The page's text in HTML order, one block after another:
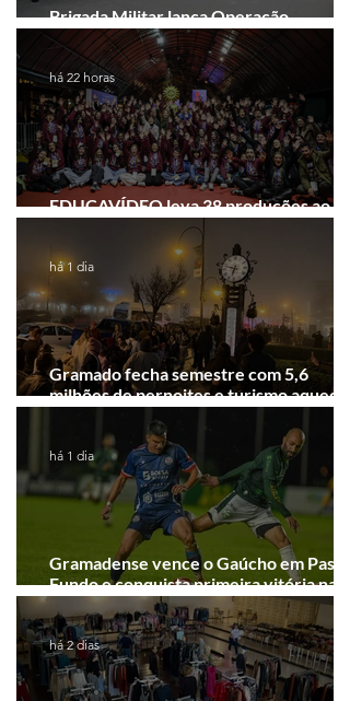
Brigada Militar lança Operação
Convergência na Região das Hortênsias
EDUCAVÍDEO leva 38 produções ao
Festival de Cinema de Gramado
há 22 horas
Gramado fecha semestre com 5,6
milhões de pernoites e turismo
Junho desponta!
há 1 dia
Gramadense vence o Gaúcho em Passo
Fundo e conquista primeira vitória na
Série A2
há 1 dia
há 2 dias